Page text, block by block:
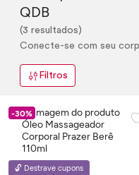
QDB
(3 resultados)
Conecte-se com seu
Filtros
-30%
🔓 Destrave cupons